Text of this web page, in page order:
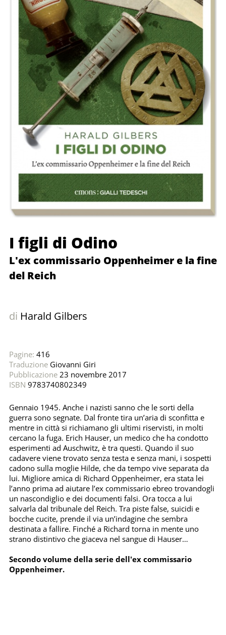
I figli di Odino
L'ex commissario Oppenheimer e la fine
del Reich
di Harald Gilbers
Pagine: 416
TraduzioneGiovanni Giri
Pubblicazione23 novembre 2017
ISBN 9783740802349
Gennaio 1945. Anche i nazisti sanno che le sorti della
guerra sono segnate. Dal fronte tira un’aria di sconfitta e
mentre in città si richiamano gli ultimi riservisti, in molti
cercano la fuga. Erich Hauser, un medico che ha condotto
esperimenti ad Auschwitz, è tra questi. Quando il suo
cadavere viene trovato senza testa e senza mani, i sospetti
cadono sulla moglie Hilde, che da tempo vive separata da
lui. Migliore amica di Richard Oppenheimer, era stata lei
l’anno prima ad aiutare l’ex commissario ebreo trovandogli
un nascondiglio e dei documenti falsi. Ora tocca a lui
salvarla dal tribunale del Reich. Tra piste false, suicidi e
bocche cucite, prende il via un’indagine che sembra
destinata a fallire. Finché a Richard torna in mente uno
strano distintivo che giaceva nel sangue di Hauser…
Secondo volume della serie dell'ex commissario
Oppenheimer.